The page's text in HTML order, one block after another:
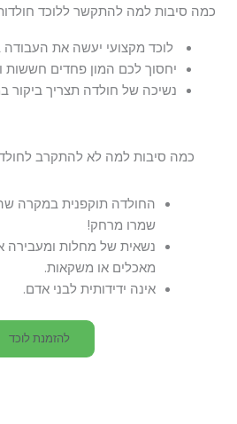
כמה סיבות למה להתקשר ללוכד
לוכד מקצועי יעשה את
יחסוך לכם המון פחדים חששות
נשיכה של חולדה תצריך ביקור
כמה סיבות למה לא להתקרב
החולדה תוקפנית במקרה
שמרו מרחק!
נשאית של מחלות ומעבירה
מאכלים או משקאות.
אינה ידידותית לבני אדם.
להזמנת לוכד